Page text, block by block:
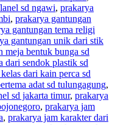
sd ngawi, prakarya
, prakarya gantungan
gantungan tema religi
gantungan unik dari stik
meja bentuk bunga sd
dari sendok plastik sd
dari kain perca sd
adat sd tulungagung,
sd jakarta timur, prakarya
, prakarya jam
, prakarya jam karakter dari